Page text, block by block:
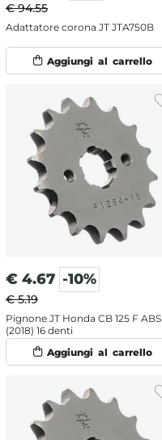
€ 94.55
Adattatore corona JT JTA750B
€ 4.67 -10%
€ 5.19
Pignone JT Honda CB 125 F ABS
(2018) 16 denti